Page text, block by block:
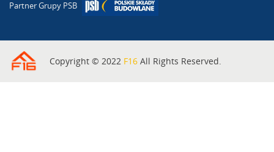
Partner Grupy PSB
Copyright © 2022 F16 All Rights Reserved.